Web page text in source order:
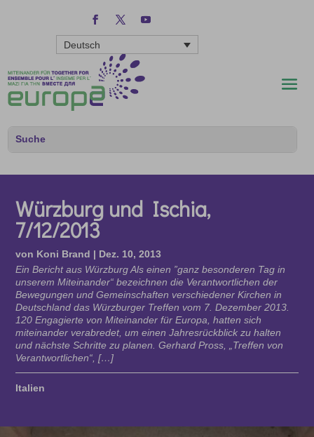
Deutsch
Würzburg und Ischia,
7/12/2013
von Koni Brand | Dez. 10, 2013
Ein Bericht aus Würzburg Als einen ”ganz besonderen Tag in
unserem Miteinander“ bezeichnen die Verantwortlichen der
Bewegungen und Gemeinschaften verschiedener Kirchen in
Deutschland das Würzburger Treffen vom 7. Dezember 2013.
120 Engagierte von Miteinander für Europa, hatten sich
miteinander verabredet, um einen Jahresrückblick zu halten
und nächste Schritte zu planen. Gerhard Pross, „Treffen von
Verantwortlichen“, […]
Italien